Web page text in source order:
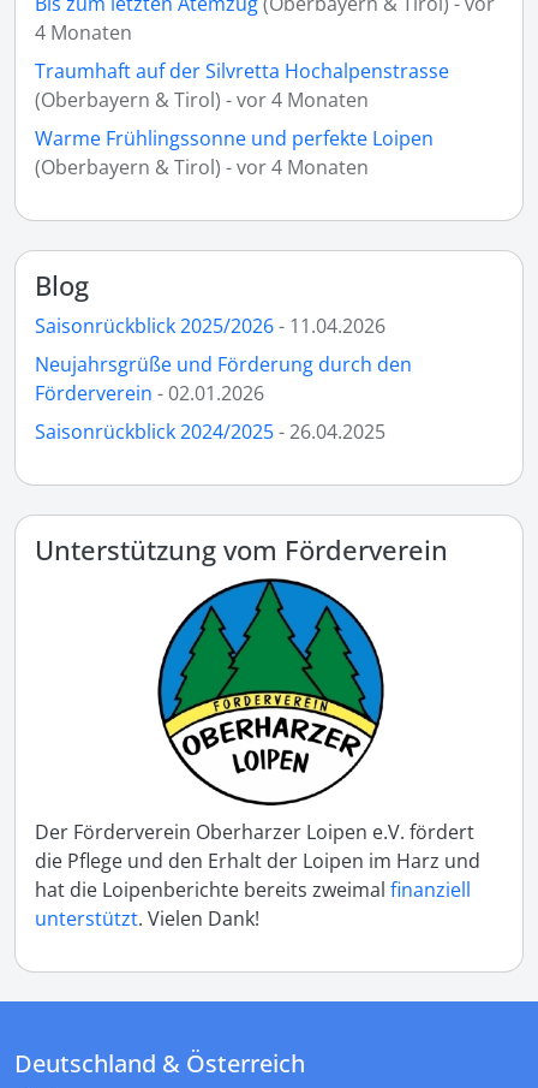
4 Monaten
Traumhaft auf der Silvretta Hochalpenstrasse
(Oberbayern & Tirol) - vor 4 Monaten
Warme Frühlingssonne und perfekte Loipen
(Oberbayern & Tirol) - vor 4 Monaten
Blog
Saisonrückblick 2025/2026- 11.04.2026
Neujahrsgrüße und Förderung durch den
Förderverein - 02.01.2026
Saisonrückblick 2024/2025- 26.04.2025
Unterstützung vom Förderverein
Der Förderverein Oberharzer Loipen e.V. fördert
die Pflege und den Erhalt der Loipen im Harz und
hat die Loipenberichte bereits zweimal finanziell
unterstützt. Vielen Dank!
Deutschland & Österreich